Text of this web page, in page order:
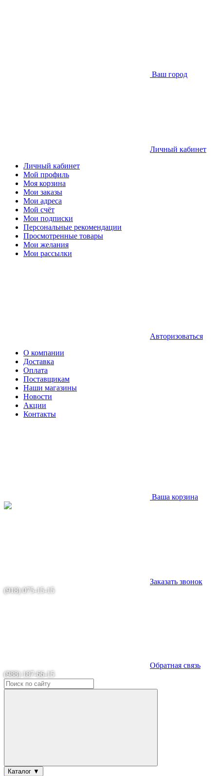
Ваш город
Личный кабинет
Личный кабинет
Мой профиль
Моя корзина
Мои заказы
Мои адреса
Мой счёт
Мои подписки
Персональные рекомендации
Просмотренные товары
Мои желания
Мои рассылки
Авторизоваться
О компании
Доставка
Оплата
Поставщикам
Наши магазины
Новости
Акции
Контакты
Ваша корзина
Заказать звонок
(918) 075-15-15
Обратная связь
(988) 187-66-15
Каталог ▼